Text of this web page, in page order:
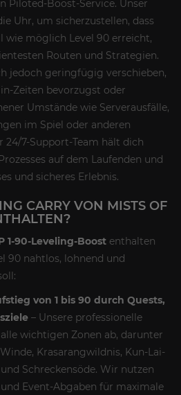
Piloted-Boost-Service. Unser
Uhr, um sicherzustellen, dass
wie möglich Level 90 erreicht,
Routen und Strategien.
jedoch geringfügig verschieben,
Zeiten bevorzugst oder
Umstände wie Serverausfälle,
im Spiel oder anderen
24/7-Support-Team hält dich
auf dem Laufenden und
und sicheres Erlebnis.
CARRY VON MISTS OF
1-90-Leveling-Boost enthalten
90 nahtlos, lohnend und
von 1 bis 90 durch Quests,
– Unsere professionelle
wichtigen Zonen ab, darunter
Krasarangwildnis, Kun-Lai-
Schreckensöde. Wir nutzen
Event-Abgaben für maximale